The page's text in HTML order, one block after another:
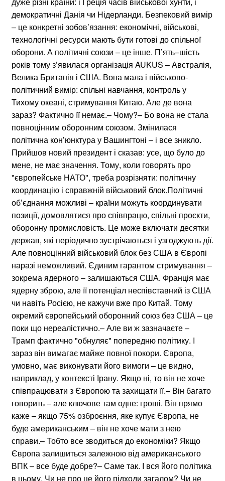
демократичні Данія чи Нідерланди. Безпековий вимір
– це конкретні зобов’язання: економічні, військові,
технологічні ресурси мають бути готові до спільної
оборони. А політичні союзи – це інше. П’ять–шість
років тому з’явилася організація AUKUS – Австралія,
Велика Британія і США. Вона мала і військово-
політичний вимір: спільні навчання, контроль у
Тихому океані, стримування Китаю. Але де вона
зараз? Фактично її немає.– Чому?– Бо вона не стала
повноцінним оборонним союзом. Змінилася
політична кон’юнктура у Вашингтоні – і все зникло.
Прийшов новий президент і сказав: усе, що було до
мене, не має значення. Тому, коли говорять про
"європейське НАТО", треба розрізняти: політичну
координацію і справжній військовий блок.Політичні
об’єднання можливі – країни можуть координувати
позиції, домовлятися про співпрацю, спільні проєкти,
оборонну промисловість. Це може включати десятки
держав, які періодично зустрічаються і узгоджують дії.
Але повноцінний військовий блок без США в Європі
наразі неможливий. Єдиним гарантом стримування –
зокрема ядерного – залишаються США. Франція має
ядерну зброю, але її потенціал неспівставний із США
чи навіть Росією, не кажучи вже про Китай. Тому
окремий європейський оборонний союз без США – це
поки що нереалістично.– Але ви ж зазначаєте –
Трамп фактично "обнуляє" попередню політику. І
зараз він вимагає майже повної покори. Європа,
умовно, має виконувати його вимоги – це видно,
наприклад, у контексті Ірану. Якщо ні, то він не хоче
співпрацювати з Європою та захищати її.– Він багато
говорить – але ключове там одне: гроші. Він прямо
каже – якщо 75% озброєння, яке купує Європа, не
буде американським – він не хоче мати з нею
справи.– Тобто все зводиться до економіки? Якщо
Європа залишиться залежною від американського
ВПК – все буде добре?– Саме так. І вся його політика
в цьому. Чи не про це його підходи загалом? Чи не